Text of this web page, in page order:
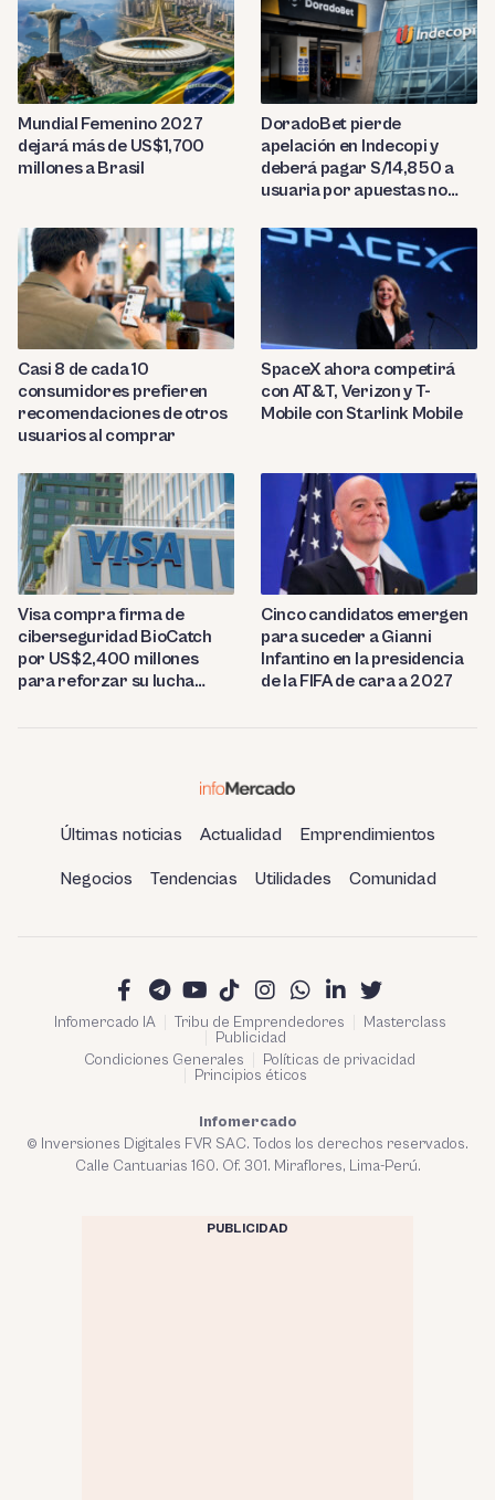
Mundial Femenino 2027
dejará más de US$1,700
millones a Brasil
DoradoBet pierde
apelación en Indecopi y
deberá pagar S/14,850 a
usuaria por apuestas no
Casi 8 de cada 10
consumidores prefieren
recomendaciones de otros
usuarios al comprar
SpaceX ahora competirá
con AT&T, Verizon y T-
Mobile con Starlink Mobile
Visa compra firma de
ciberseguridad BioCatch
por US$2,400 millones
para reforzar su lucha
Cinco candidatos emergen
para suceder a Gianni
Infantino en la presidencia
de la FIFA de cara a 2027
Últimas noticias Actualidad Emprendimientos
Negocios Tendencias Utilidades Comunidad
Infomercado IA Tribu de Emprendedores
Masterclass
Publicidad
Condiciones Generales
Políticas de privacidad
Principios éticos
Infomercado
© Inversiones Digitales FVR SAC. Todos los derechos reservados.
Calle Cantuarias 160. Of. 301. Miraflores, Lima-Perú.
PUBLICIDAD